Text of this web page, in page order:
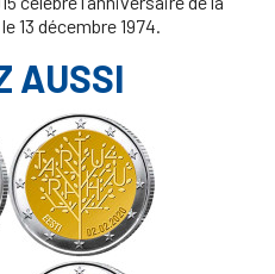
13 décembre 1974.
AUSSI